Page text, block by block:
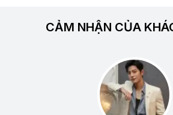
CẢM NHẬN CỦA